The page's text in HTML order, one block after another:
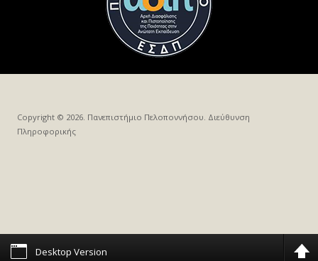
Copyright © 2026. Πανεπιστήμιο Πελοποννήσου. Διεύθυνση
Πληροφορικής
Desktop Version